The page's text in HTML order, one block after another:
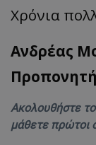
Χρόνια
Ανδρέας
Ακολουθήστε το
μάθετε πρώτοι